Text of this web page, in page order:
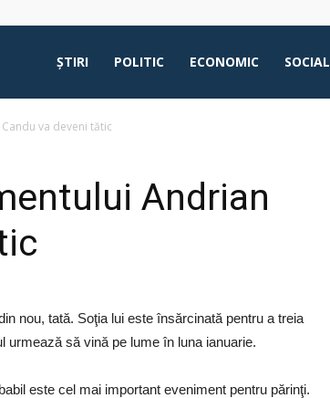
ŞTIRI POLITIC ECONOMIC SOCIAL
va deveni tătic
Andrian
nou, tată. Soţia lui este însărcinată pentru a treia
urmează să vină pe lume în luna ianuarie.
este cel mai important eveniment pentru părinţi.